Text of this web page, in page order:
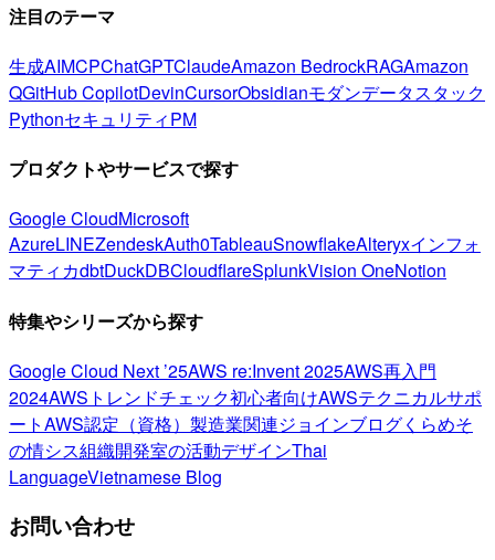
注目のテーマ
生成AIMCPChatGPTClaudeAmazon BedrockRAGAmazon
QGitHub CopilotDevinCursorObsidianモダンデータスタック
PythonセキュリティPM
プロダクトやサービスで探す
Google CloudMicrosoft
AzureLINEZendeskAuth0TableauSnowflakeAlteryxインフォ
マティカdbtDuckDBCloudflareSplunkVision OneNotion
特集やシリーズから探す
Google Cloud Next ’25AWS re:Invent 2025AWS再入門
2024AWSトレンドチェック初心者向けAWSテクニカルサポ
ートAWS認定（資格） 製造業関連ジョインブログくらめそ
の情シス組織開発室の活動デザインThai
LanguageVietnamese Blog
お問い合わせ